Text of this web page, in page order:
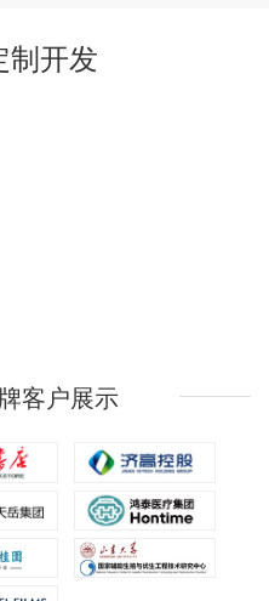
制开发
客户展示